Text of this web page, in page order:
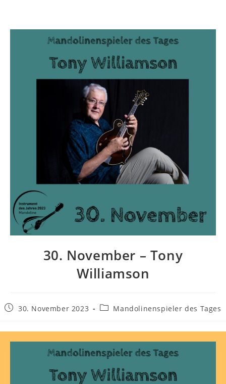
30. November – Tony
Williamson
30. November 2023 Mandolinenspieler des Tages